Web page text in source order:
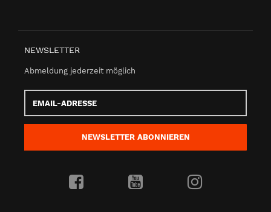
NEWSLETTER
Abmeldung jederzeit möglich
Adresse
NEWSLETTER ABONNIEREN